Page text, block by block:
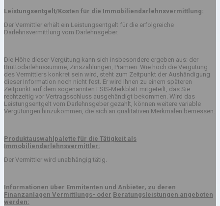
Leistungsentgelt/Kosten für die Immobiliendarlehnsvermittlung:
Der Vermittler erhält ein Leistungsentgelt für die erfolgreiche
Darlehnsvermittlung vom Darlehnsgeber.
Die Höhe dieser Vergütung kann sich insbesondere ergeben aus: der
Bruttodarlehnssumme, Zinszahlungen, Prämien. Wie hoch die Vergütung
des Vermittlers konkret sein wird, steht zum Zeitpunkt der Aushändigung
dieser Information noch nicht fest. Er wird Ihnen zu einem späteren
Zeitpunkt auf dem sogenannten ESIS-Merkblatt mitgeteilt, das Sie
rechtzeitig vor Vertragsschluss ausgehändigt bekommen. Wird das
Leistungsentgelt vom Darlehnsgeber gezahlt, können weitere variable
Vergütungen hinzukommen, die sich an qualitativen Merkmalen bemessen.
Produktauswahlpalette für die Tätigkeit als
Immobiliendarlehnsvermittler:
Der Vermittler wird unabhängig tätig.
Informationen über Emmitenten und Anbieter, zu deren
Finanzanlagen Vermittlungs- oder Beratungsleistungen angeboten
werden: